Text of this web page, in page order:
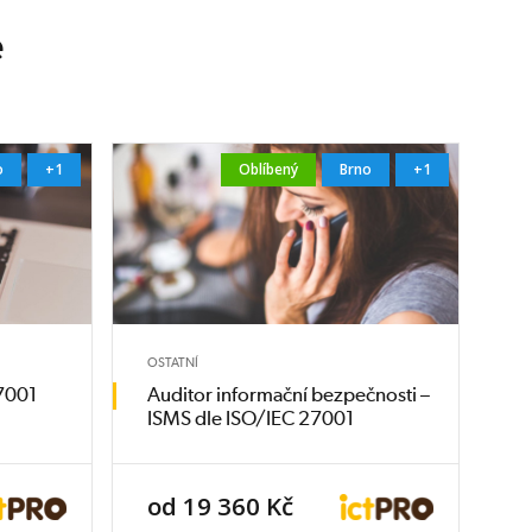
+1 Oblíbený Brno +1
OSTATNÍ
Auditor informační bezpečnosti –
ISMS dle ISO/IEC 27001
od 19 360 Kč